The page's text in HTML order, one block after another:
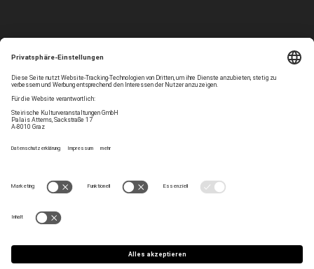
Newsletter
Kontakt
Team
Impressum
Datenschutz